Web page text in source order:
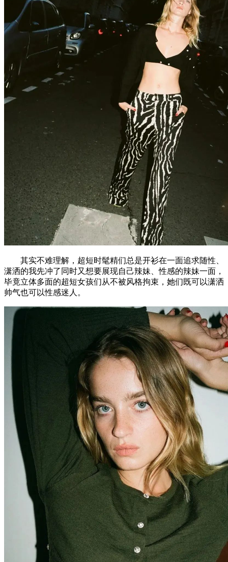
其实不难理解，超短时髦精们总是开衫在一面追求随性、
潇洒的我先冲了同时又想要展现自己辣妹、性感的辣妹一面，
毕竟立体多面的超短女孩们从不被风格拘束，她们既可以潇洒
帅气也可以性感迷人。